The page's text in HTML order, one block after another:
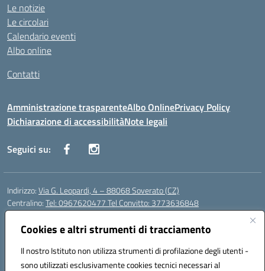
Cookies e altri strumenti di tracciamento
Il nostro Istituto non utilizza strumenti di profilazione degli utenti -
sono utilizzati esclusivamente cookies tecnici necessari al
Le notizie
Le circolari
Calendario eventi
Albo online
Contatti
Amministrazione trasparenteAlbo OnlinePrivacy Policy
Dichiarazione di accessibilitàNote legali
Seguici su:
Indirizzo:Via G. Leopardi, 4 – 88068 Soverato (CZ)
Centralino:Tel: 0967620477 Tel Convitto: 3773636848
Email:
Posta elettronica certificata (PEC):czrh04000q@pec.istruzione.it
Codice fiscale: 84000690796
Codice meccanografico:CZRH04000Q